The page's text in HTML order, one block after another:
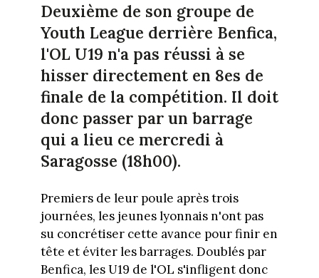
Deuxième de son groupe de
Youth League derrière Benfica,
l'OL U19 n'a pas réussi à se
hisser directement en 8es de
finale de la compétition. Il doit
donc passer par un barrage
qui a lieu ce mercredi à
Saragosse (18h00).
Premiers de leur poule après trois
journées, les jeunes lyonnais n'ont pas
su concrétiser cette avance pour finir en
tête et éviter les barrages. Doublés par
Benfica, les U19 de l'OL s'infligent donc